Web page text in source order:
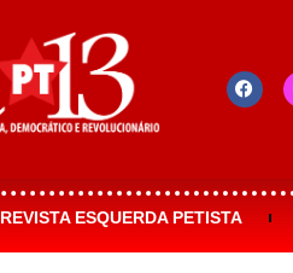
REVISTA ESQUERDA PETISTA